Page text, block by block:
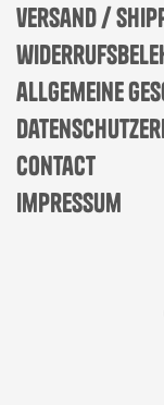
versand /
allgemeine
contact
impressum